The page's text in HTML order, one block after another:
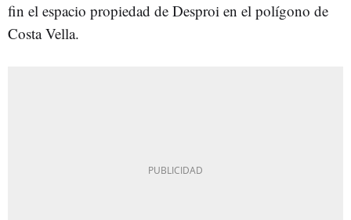
fin el espacio propiedad de Desproi en el polígono de
Costa Vella.